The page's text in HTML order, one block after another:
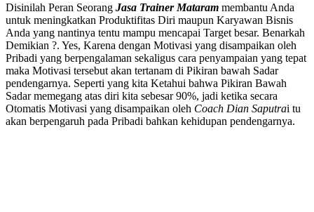
Disinilah Peran Seorang Jasa Trainer Mataram membantu Anda
untuk meningkatkan Produktifitas Diri maupun Karyawan Bisnis
Anda yang nantinya tentu mampu mencapai Target besar. Benarkah
Demikian ?. Yes, Karena dengan Motivasi yang disampaikan oleh
Pribadi yang berpengalaman sekaligus cara penyampaian yang tepat
maka Motivasi tersebut akan tertanam di Pikiran bawah Sadar
pendengarnya. Seperti yang kita Ketahui bahwa Pikiran Bawah
Sadar memegang atas diri kita sebesar 90%, jadi ketika secara
Otomatis Motivasi yang disampaikan oleh Coach Dian Saputrai tu
akan berpengaruh pada Pribadi bahkan kehidupan pendengarnya.